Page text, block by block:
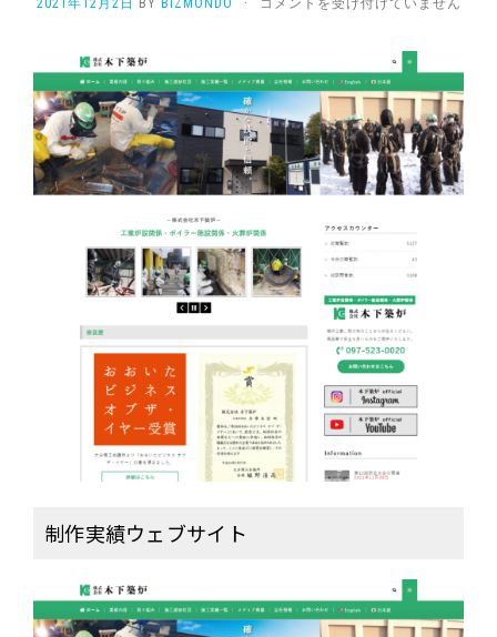
2021年12月2日 BY BIZMONDO ·
ペ
ー
ジ
制
「株
式
会
木
下
築
炉」
コメントを受け付けていません
制作実績ウェブサイト